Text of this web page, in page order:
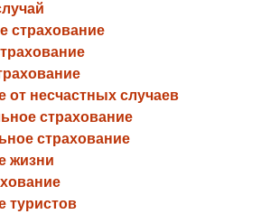
страхование
от несчастных случаев
страхование
страхование
жизни
туристов